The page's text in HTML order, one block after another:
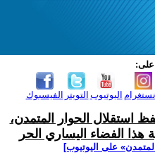
على:
الفيسبوك التويتر اليوتيوب
استقلال الحوار المتمدن،
الفضاء اليساري الحر
على اليوتيوب]